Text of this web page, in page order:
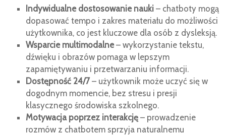
Indywidualne dostosowanie nauki – chatboty mogą
dopasować tempo i zakres materiału do możliwości
użytkownika, co jest kluczowe dla osób z dysleksją.
Wsparcie multimodalne– wykorzystanie tekstu,
dźwięku i obrazów pomaga w lepszym
zapamiętywaniu i przetwarzaniu informacji.
Dostępność 24/7 – użytkownik może uczyć się w
dogodnym momencie, bez stresu i presji
klasycznego środowiska szkolnego.
Motywacja poprzez interakcję – prowadzenie
rozmów z chatbotem sprzyja naturalnemu